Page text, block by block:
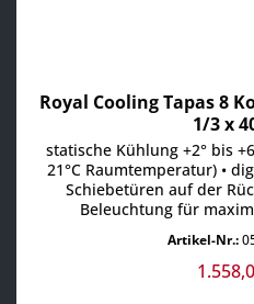
Royal Cooling Tapas 8
1/3 x
statische Kühlung +2° bis
21°C Raumtemperatur) •
Schiebetüren auf der
Beleuchtung für
Produkte • Scheiben aus
Frontscheibe •
Artikel-Nr.: